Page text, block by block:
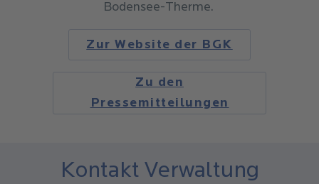
Bodensee-Therme.
Zur Website der BGK
Zu den
Pressemitteilungen
Kontakt Verwaltung